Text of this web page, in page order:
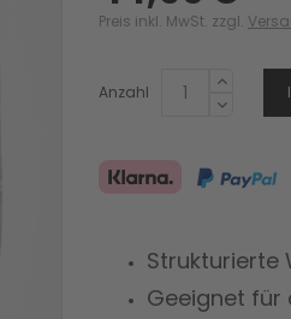
Preis inkl. MwSt. zzgl.
Anzahl
Strukturierte
Geeignet für